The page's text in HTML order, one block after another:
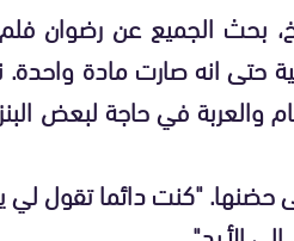
بحث الجميع عن رضوان
حتى انه صارت مادة
في حاجة لبعض
"كنت دائما تقول لي